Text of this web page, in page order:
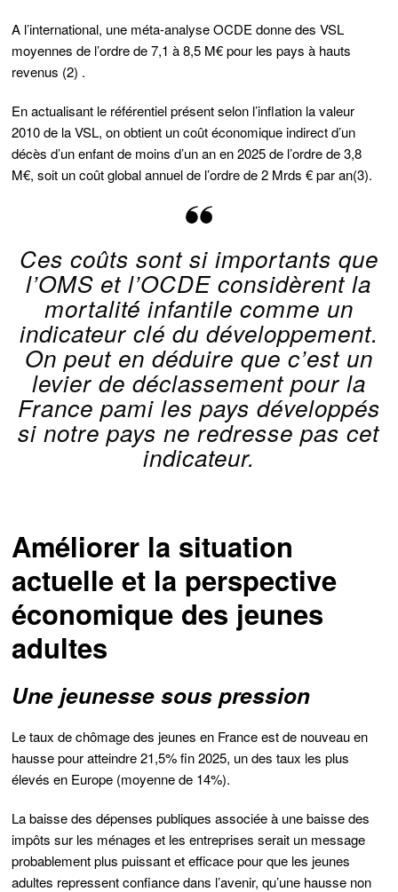
A l’international, une méta-analyse OCDE donne des VSL
moyennes de l’ordre de 7,1 à 8,5 M€ pour les pays à hauts
revenus (2) .
En actualisant le référentiel présent selon l’inflation la valeur
2010 de la VSL, on obtient un coût économique indirect d’un
décès d’un enfant de moins d’un an en 2025 de l’ordre de 3,8
M€, soit un coût global annuel de l’ordre de 2 Mrds € par an(3).
Ces coûts sont si importants que
l’OMS et l’OCDE considèrent la
mortalité́ infantile comme un
indicateur clé du développement.
On peut en déduire que c’est un
levier de déclassement pour la
France pami les pays développés
si notre pays ne redresse pas cet
indicateur.
Améliorer la situation
actuelle et la perspective
économique des jeunes
adultes
Une jeunesse sous pression
Le taux de chômage des jeunes en France est de nouveau en
hausse pour atteindre 21,5% fin 2025, un des taux les plus
élevés en Europe (moyenne de 14%).
La baisse des dépenses publiques associée à une baisse des
impôts sur les ménages et les entreprises serait un message
probablement plus puissant et efficace pour que les jeunes
adultes repressent confiance dans l’avenir, qu’une hausse non